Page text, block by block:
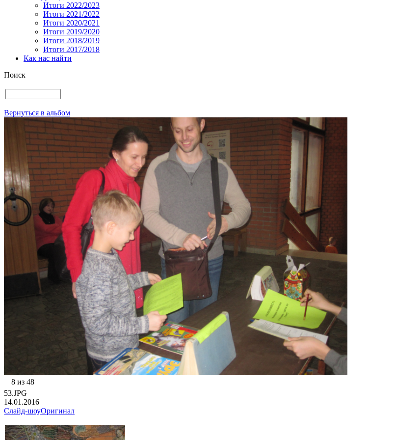
Итоги 2022/2023
Итоги 2021/2022
Итоги 2020/2021
Итоги 2019/2020
Итоги 2018/2019
Итоги 2017/2018
Как нас найти
Поиск
Вернуться в альбом
8 из 48
53.JPG
14.01.2016
Слайд-шоуОригинал